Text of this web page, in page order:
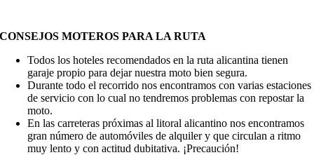
CONSEJOS MOTEROS PARA LA RUTA
Todos los hoteles recomendados en la ruta alicantina tienen
garaje propio para dejar nuestra moto bien segura.
Durante todo el recorrido nos encontramos con varias estaciones
de servicio con lo cual no tendremos problemas con repostar la
moto.
En las carreteras próximas al litoral alicantino nos encontramos
gran número de automóviles de alquiler y que circulan a ritmo
muy lento y con actitud dubitativa. ¡Precaución!